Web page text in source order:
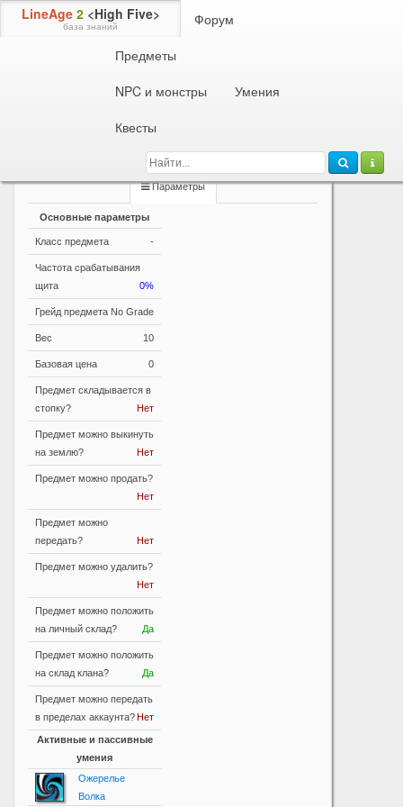
LineAge 2 <High Five>
база знаний
Форум
Предметы
NPC и монстры
Умения
Квесты
Информация о предмете Ожерелье Питомца: Сова
Витаминный предмет
передать или выбросить. Можно положить в личное
Параметры
Основные параметры
Класс предмета -
Частота срабатывания
щита
0%
Грейд предмета No Grade
Вес 10
Базовая цена 0
Предмет складывается в
стопку?
Нет
Предмет можно выкинуть
на землю?
Нет
Предмет можно продать?
Нет
Предмет можно
передать?
Нет
Предмет можно удалить?
Нет
Предмет можно положить
на личный склад?
Да
Предмет можно положить
на склад клана?
Да
Предмет можно передать
в пределах аккаунта?Нет
Активные и пассивные
умения
Ожерелье
Волка